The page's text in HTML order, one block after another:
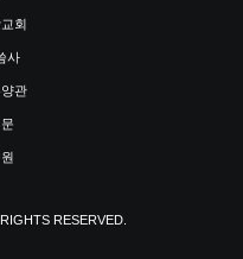
회
사
관
RESERVED.